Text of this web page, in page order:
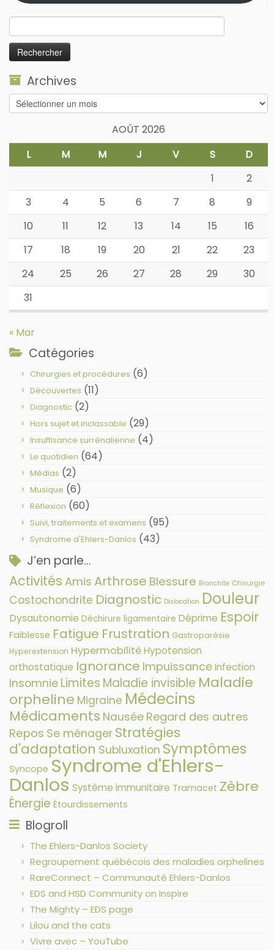
Archives
Archives
AOÛT 2026
L
M M J V S
D
1
2
3
4 5 6 7 8
9
10
11 12 13 14 15
16
17
18 19 20 21 22
23
24
25 26 27 28 29
30
31
« Mar
Catégories
Chirurgies et procédures (6)
Découvertes (11)
Diagnostic (2)
Hors sujet et inclassable (29)
Insuffisance surrénalienne (4)
Le quotidien (64)
Médias (2)
Musique (6)
Réflexion (60)
Suivi, traitements et examens (95)
Syndrome d'Ehlers-Danlos (43)
J’en parle…
Activités Amis Arthrose Blessure Bronchite Chirurgie
Costochondrite Diagnostic Dislocation Douleur
Dysautonomie Déchirure ligamentaire Déprime Espoir
Faiblesse Fatigue Frustration Gastroparésie
Hyperextension HypermobilitéHypotension
orthostatique Ignorance ImpuissanceInfection
Insomnie Limites Maladie invisible Maladie
orpheline Migraine Médecins
Médicaments Nausée Regard des autres
Repos Se ménager Stratégies
d'adaptation Subluxation Symptômes
Syncope Syndrome d'Ehlers-
Danlos Système immunitaire Tramacet Zèbre
Énergie Étourdissements
Blogroll
The Ehlers-Danlos Society
Regroupement québécois des maladies orphelines
RareConnect – Communauté Ehlers-Danlos
EDS and HSD Community on Inspire
The Mighty – EDS page
Lilou and the cats
Vivre avec – YouTube